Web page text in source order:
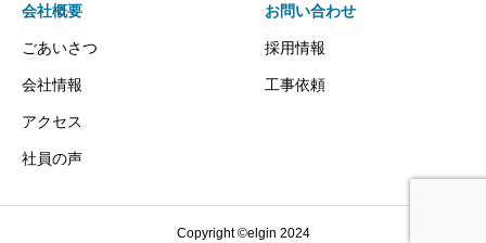
会社概要
ごあいさつ
会社情報
アクセス
社員の声
お問い合わせ
採用情報
工事依頼
Copyright ©elgin 2024